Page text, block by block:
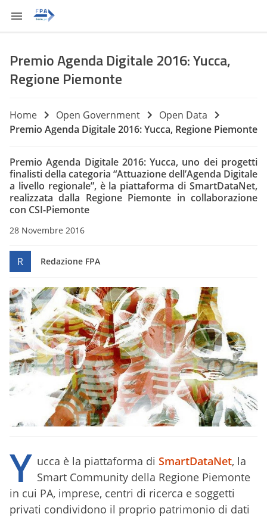
Premio Agenda Digitale 2016: Yucca,
Regione Piemonte
Home Open Government
Open Data
Premio Agenda Digitale 2016: Yucca, Regione Piemonte
Premio Agenda Digitale 2016: Yucca, uno dei progetti
finalisti della categoria “Attuazione dell’Agenda Digitale
a livello regionale”, è la piattaforma di SmartDataNet,
realizzata dalla Regione Piemonte in collaborazione
con CSI-Piemonte
28 Novembre 2016
R Redazione FPA
Y ucca è la piattaforma di SmartDataNet, la
Smart Community della Regione Piemonte
in cui PA, imprese, centri di ricerca e soggetti
privati condividono il proprio patrimonio di dati